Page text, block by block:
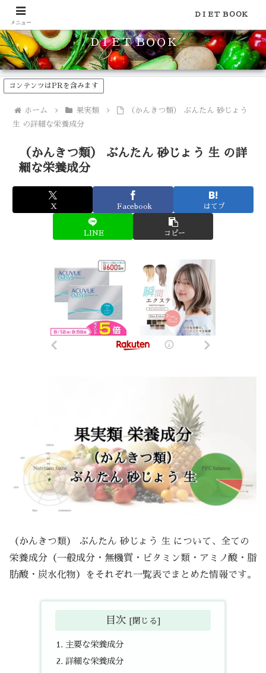
食品のカロリーや糖質などの栄養素がわかる！健康やダイエットに
ＤＩＥＴ ＢＯＯＫ
コンテンツはPRを含みます
ホーム 果実類
（かんきつ類） ぶんたん 砂じょう
生 の詳細な栄養成分
（かんきつ類） ぶんたん 砂じょう 生 の詳
細な栄養成分
X Facebook はてブ
LINE コピー
（かんきつ類） ぶんたん 砂じょう 生 について、全ての
栄養成分（一般成分・無機質・ビタミン類・アミノ酸・脂
肪酸・炭水化物）をそれぞれ一覧表でまとめた情報です。
目次
主要な栄養成分
詳細な栄養成分
メニュー
ＤＩＥＴ ＢＯＯＫ